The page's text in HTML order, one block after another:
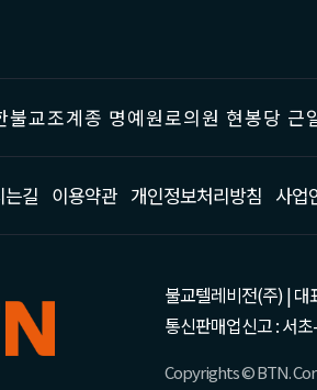
불교조계종 명예원로의원 현봉당
길 이용약관 개인정보처리방침 사업
불교텔레비전(주) | 대
통신판매업신고 : 서
Copyrights © BTN.